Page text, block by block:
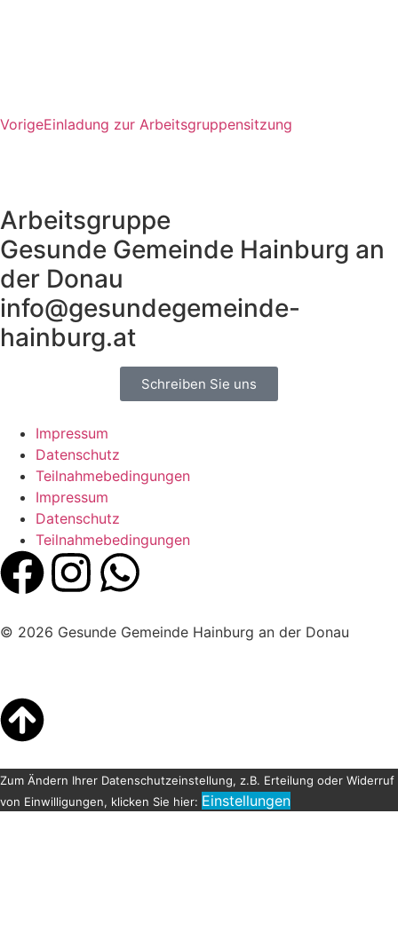
VorigeEinladung zur Arbeitsgruppensitzung
Arbeitsgruppe
Gesunde Gemeinde Hainburg an
der Donau
info@gesundegemeinde-
hainburg.at
Schreiben Sie uns
Impressum
Datenschutz
Teilnahmebedingungen
Impressum
Datenschutz
Teilnahmebedingungen
© 2026 Gesunde Gemeinde Hainburg an der Donau
Zum Ändern Ihrer Datenschutzeinstellung, z.B. Erteilung oder Widerruf
von Einwilligungen, klicken Sie hier: Einstellungen